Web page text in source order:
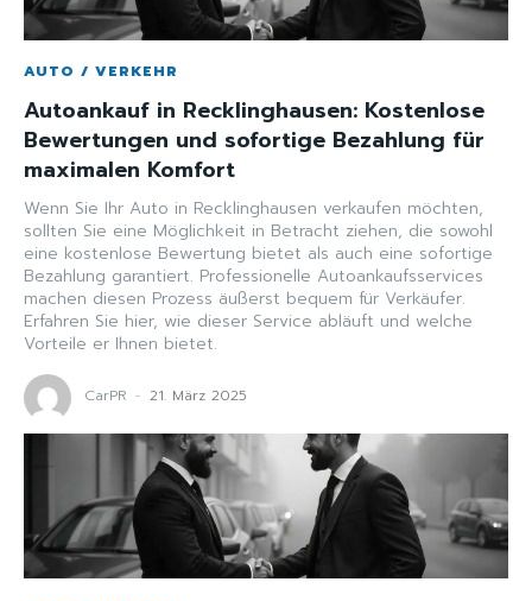
AUTO / VERKEHR
Autoankauf in Recklinghausen: Kostenlose
Bewertungen und sofortige Bezahlung für
maximalen Komfort
Wenn Sie Ihr Auto in Recklinghausen verkaufen möchten,
sollten Sie eine Möglichkeit in Betracht ziehen, die sowohl
eine kostenlose Bewertung bietet als auch eine sofortige
Bezahlung garantiert. Professionelle Autoankaufsservices
machen diesen Prozess äußerst bequem für Verkäufer.
Erfahren Sie hier, wie dieser Service abläuft und welche
Vorteile er Ihnen bietet.
CarPR - 21. März 2025